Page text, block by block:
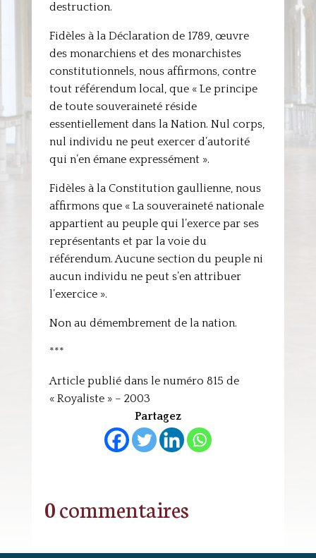
destruction.
Fidèles à la Déclaration de 1789, œuvre
des monarchiens et des monarchistes
constitutionnels, nous affirmons, contre
tout référendum local, que « Le principe
de toute souveraineté réside
essentiellement dans la Nation. Nul corps,
nul individu ne peut exercer d’autorité
qui n’en émane expressément ».
Fidèles à la Constitution gaullienne, nous
affirmons que « La souveraineté nationale
appartient au peuple qui l’exerce par ses
représentants et par la voie du
référendum. Aucune section du peuple ni
aucun individu ne peut s’en attribuer
l’exercice ».
Non au démembrement de la nation.
***
Article publié dans le numéro 815 de
« Royaliste » – 2003
Partagez
0 commentaires